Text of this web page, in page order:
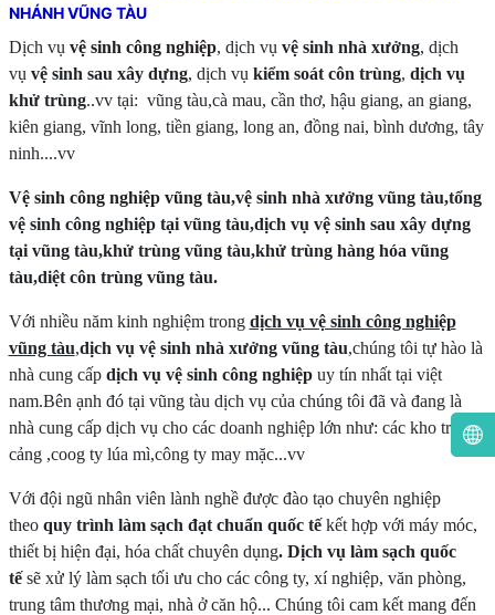
NHÁNH VŨNG TÀU
Dịch vụ vệ sinh công nghiệp, dịch vụ vệ sinh nhà xưởng, dịch
vụ vệ sinh sau xây dựng, dịch vụ kiểm soát côn trùng, dịch vụ
khử trùng..vv tại: vũng tàu,cà mau, cần thơ, hậu giang, an giang,
kiên giang, vĩnh long, tiền giang, long an, đồng nai, bình dương, tây
ninh....vv
Vệ sinh công nghiệp vũng tàu,vệ sinh nhà xưởng vũng tàu,tổng
vệ sinh công nghiệp tại vũng tàu,dịch vụ vệ sinh sau xây dựng
tại vũng tàu,khử trùng vũng tàu,khử trùng hàng hóa vũng
tàu,diệt côn trùng vũng tàu.
Với nhiều năm kinh nghiệm trong dịch vụ vệ sinh công nghiệp
vũng tàu,dịch vụ vệ sinh nhà xưởng vũng tàu,chúng tôi tự hào là
nhà cung cấp dịch vụ vệ sinh công nghiệpuy tín nhất tại việt
nam.Bên ạnh đó tại vũng tàu dịch vụ của chúng tôi đã và đang là
nhà cung cấp dịch vụ cho các doanh nghiệp lớn như: các kho trong
cảng ,coog ty lúa mì,công ty may mặc...vv
Với đội ngũ nhân viên lành nghề được đào tạo chuyên nghiệp
theoquy trình làm sạch đạt chuẩn quốc tếkết hợp với máy móc,
thiết bị hiện đại, hóa chất chuyên dụng. Dịch vụ làm sạch quốc
tếsẽ xử lý làm sạch tối ưu cho các công ty, xí nghiệp, văn phòng,
trung tâm thương mại, nhà ở căn hộ... Chúng tôi cam kết mang đến